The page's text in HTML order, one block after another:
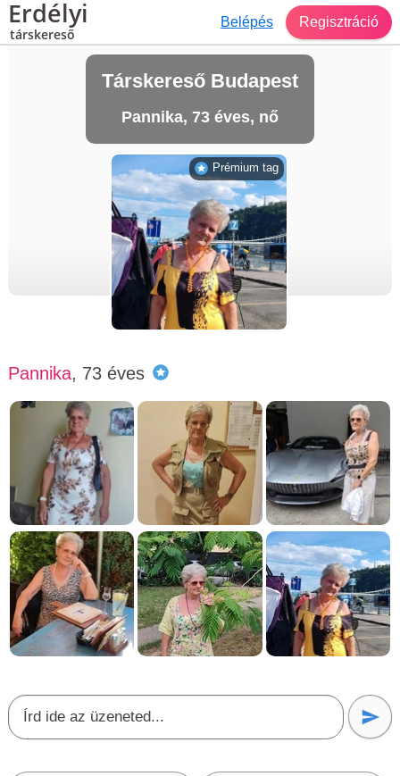
Erdélyi
társkereső
Belépés Regisztráció
Társkereső Budapest
Pannika, 73 éves, nő
Pannika, 73 éves
Prémium tag